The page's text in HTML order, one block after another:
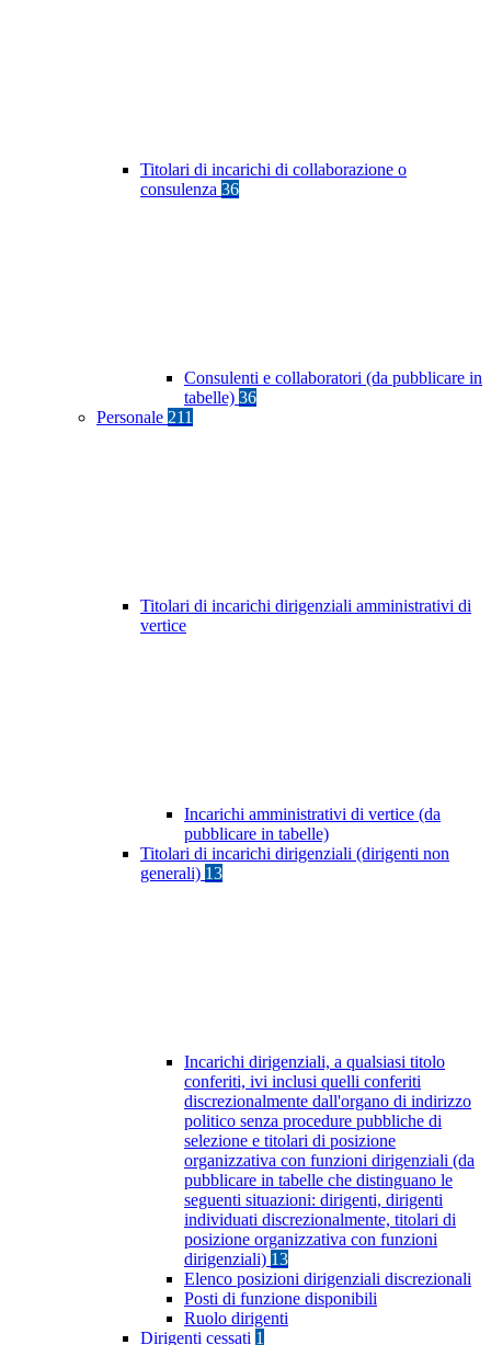
Titolari di incarichi di collaborazione o
consulenza 36
Consulenti e collaboratori (da pubblicare in
tabelle) 36
Personale 211
Titolari di incarichi dirigenziali amministrativi di
vertice
Incarichi amministrativi di vertice (da
pubblicare in tabelle)
Titolari di incarichi dirigenziali (dirigenti non
generali) 13
Incarichi dirigenziali, a qualsiasi titolo
conferiti, ivi inclusi quelli conferiti
discrezionalmente dall'organo di indirizzo
politico senza procedure pubbliche di
selezione e titolari di posizione
organizzativa con funzioni dirigenziali (da
pubblicare in tabelle che distinguano le
seguenti situazioni: dirigenti, dirigenti
individuati discrezionalmente, titolari di
posizione organizzativa con funzioni
dirigenziali) 13
Elenco posizioni dirigenziali discrezionali
Posti di funzione disponibili
Ruolo dirigenti
Dirigenti cessati 1